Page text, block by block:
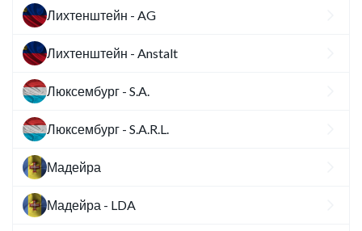
Лихтенштейн - AG
Лихтенштейн - Anstalt
Люксембург - S.A.
Люксембург - S.A.R.L.
Мадейра
Мадейра - LDA